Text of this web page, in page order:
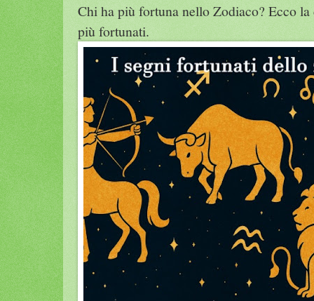
Chi ha più fortuna nello Zodiaco? Ecco
più fortunati.